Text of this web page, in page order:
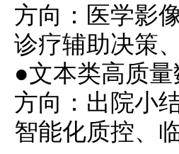
方向：医学影
诊疗辅助决策
●文本类高质
方向：出院小
智能化质控、